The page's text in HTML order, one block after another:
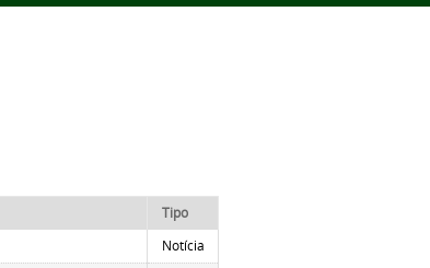
Tipo
Notícia